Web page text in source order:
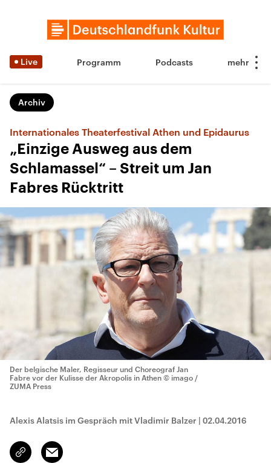
Live Programm Podcasts
Archiv
Internationales Theaterfestival Athen und Epidaurus
„Einzige Ausweg aus dem
Schlamassel“ – Streit um Jan
Fabres Rücktritt
Der belgische Maler, Regisseur und Choreograf Jan
Fabre vor der Kulisse der Akropolis in Athen © imago /
ZUMA Press
Alexis Alatsis im Gespräch mit Vladimir Balzer | 02.04.2016
Link
kopieren/teilen
Email